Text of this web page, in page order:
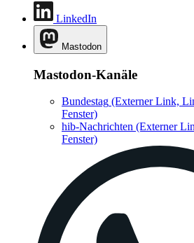
LinkedIn
Mastodon
Mastodon-Kanäle
Bundestag (Externer Link,
Fenster)
hib-Nachrichten (Externer
Fenster)